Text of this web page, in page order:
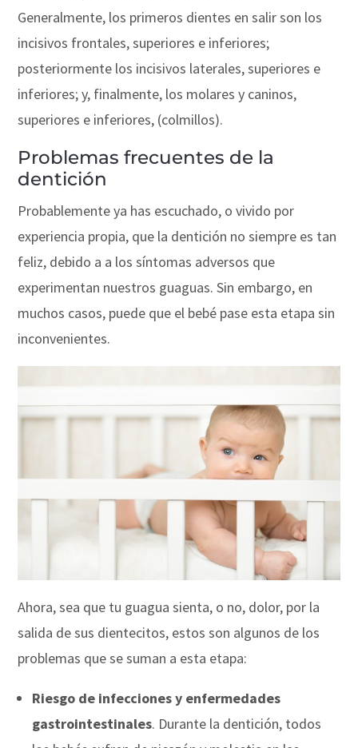
Generalmente, los primeros dientes en salir son los
incisivos frontales, superiores e inferiores;
posteriormente los incisivos laterales, superiores e
inferiores; y, finalmente, los molares y caninos,
superiores e inferiores, (colmillos).
Problemas frecuentes de la
dentición
Probablemente ya has escuchado, o vivido por
experiencia propia, que la dentición no siempre es tan
feliz, debido a a los síntomas adversos que
experimentan nuestros guaguas. Sin embargo, en
muchos casos, puede que el bebé pase esta etapa sin
inconvenientes.
Ahora, sea que tu guagua sienta, o no, dolor, por la
salida de sus dientecitos, estos son algunos de los
problemas que se suman a esta etapa:
Riesgo de infecciones y enfermedades
gastrointestinales. Durante la dentición, todos